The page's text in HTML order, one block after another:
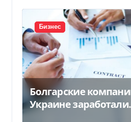
Бизнес
Болгарские
Украине заработали